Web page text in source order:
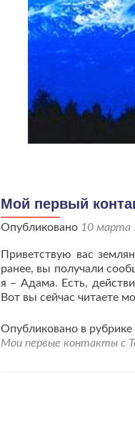
Мой первый
Опубликовано 10
Приветствую вас
ранее, вы получали
я – Адама. Есть,
Вот вы сейчас читаете
Опубликовано в рубрике
Мои первые контакты с